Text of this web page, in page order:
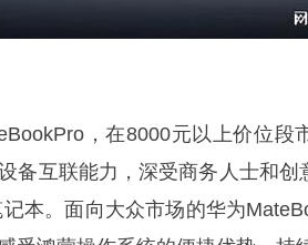
，在8000元以上价位段
备互联能力，深受商务人士和创
本。面向大众市场的华为